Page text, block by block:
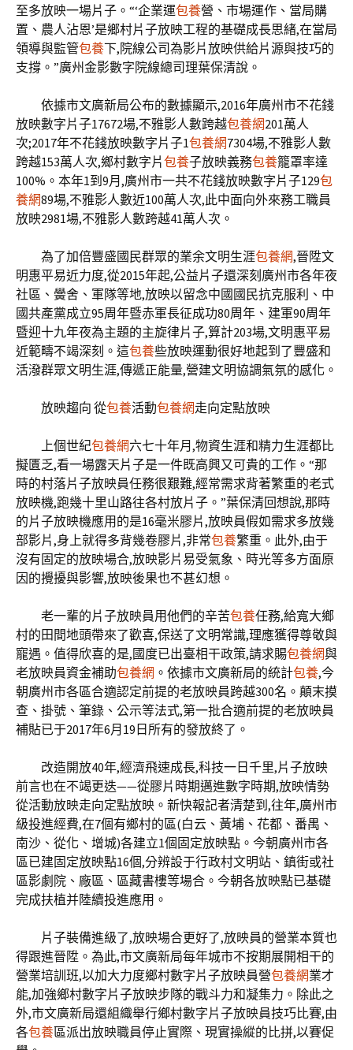
至多放映一場片子。“‘企業運包養營、市場運作、當局購
置、農人沾恩’是鄉村片子放映工程的基礎成長思緒,在當局
領導與監管包養下,院線公司為影片放映供給片源與技巧的
支撐。”廣州金影數字院線總司理葉保清說。
依據市文廣新局公布的數據顯示,2016年廣州市不花錢
放映數字片子17672場,不雅影人數跨越包養網201萬人
次;2017年不花錢放映數字片子1包養網7304場,不雅影人數
跨越153萬人次,鄉村數字片包養子放映義務包養籠罩率達
100%。本年1到9月,廣州市一共不花錢放映數字片子129包
養網89場,不雅影人數近100萬人次,此中面向外來務工職員
放映2981場,不雅影人數跨越41萬人次。
為了加倍豐盛國民群眾的業余文明生涯包養網,晉陞文
明惠平易近力度,從2015年起,公益片子還深刻廣州市各年夜
社區、黌舍、軍隊等地,放映以留念中國國民抗克服利、中
國共產黨成立95周年暨赤軍長征成功80周年、建軍90周年
暨迎十九年夜為主題的主旋律片子,算計203場,文明惠平易
近範疇不竭深刻。這包養些放映運動很好地起到了豐盛和
活潑群眾文明生涯,傳遞正能量,營建文明協調氣氛的感化。
放映趨向 從包養活動包養網走向定點放映
上個世紀包養網六七十年月,物資生涯和精力生涯都比
擬匱乏,看一場露天片子是一件既高興又可貴的工作。“那
時的村落片子放映員任務很艱難,經常需求背著繁重的老式
放映機,跑幾十里山路往各村放片子。”葉保清回想說,那時
的片子放映機應用的是16毫米膠片,放映員假如需求多放幾
部影片,身上就得多背幾卷膠片,非常包養繁重。此外,由于
沒有固定的放映場合,放映影片易受氣象、時光等多方面原
因的攪擾與影響,放映後果也不甚幻想。
老一輩的片子放映員用他們的辛苦包養任務,給寬大鄉
村的田間地頭帶來了歡喜,保送了文明常識,理應獲得尊敬與
寵遇。值得欣喜的是,國度已出臺相干政策,請求賜包養網與
老放映員資金補助包養網 。依據市文廣新局的統計包養,今
朝廣州市各區合適認定前提的老放映員跨越300名。顛末摸
查、掛號、筆錄、公示等法式,第一批合適前提的老放映員
補貼已于2017年6月19日所有的發放終了。
改造開放40年,經濟飛速成長,科技一日千里,片子放映
前言也在不竭更迭——從膠片時期邁進數字時期,放映情勢
從活動放映走向定點放映。新快報記者清楚到,往年,廣州市
級投進經費,在7個有鄉村的區(白云、黃埔、花都、番禺、
南沙、從化、增城)各建立1個固定放映點。今朝廣州市各
區已建固定放映點16個,分辨設于行政村文明站、鎮街或社
區影劇院、廠區、區藏書樓等場合。今朝各放映點已基礎
完成扶植并陸續投進應用。
片子裝備進級了,放映場合更好了,放映員的營業本質也
得跟進晉陞。為此,市文廣新局每年城市不按期展開相干的
營業培訓班,以加大力度鄉村數字片子放映員營包養網業才
能,加強鄉村數字片子放映步隊的戰斗力和凝集力。除此之
外,市文廣新局還組織舉行鄉村數字片子放映員技巧比賽,由
各包養區派出放映職員停止實際、現實操縱的比拼,以賽促